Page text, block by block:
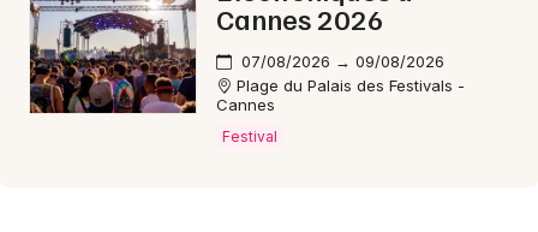
Découvrez également les concerts deJoe
BonamassaetWestlife programmés en 2026, deux
autres artistes internationaux qui promettent des
spectacles mémorables pour les amateurs de musique
Cannes 2026
07/08/2026 → 09/08/2026
Plage du Palais des Festivals -
Cannes
Festival